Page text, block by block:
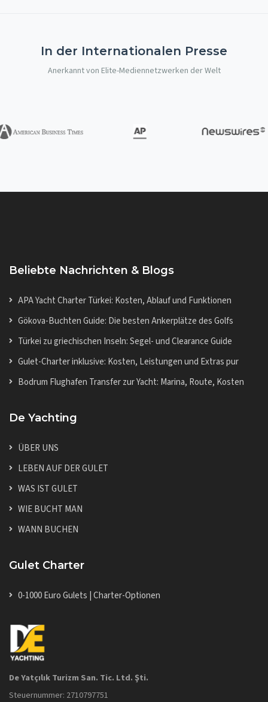
In der Internationalen Presse
Anerkannt von Elite-Mediennetzwerken der Welt
Beliebte Nachrichten & Blogs
APA Yacht Charter Türkei: Kosten, Ablauf und Funktionen
Gökova-Buchten Guide: Die besten Ankerplätze des Golfs
Türkei zu griechischen Inseln: Segel- und Clearance Guide
Gulet-Charter inklusive: Kosten, Leistungen und Extras pur
Bodrum Flughafen Transfer zur Yacht: Marina, Route, Kosten
De Yachting
ÜBER UNS
LEBEN AUF DER GULET
WAS IST GULET
WIE BUCHT MAN
WANN BUCHEN
Gulet Charter
0-1000 Euro Gulets | Charter-Optionen
De Yatçılık Turizm San. Tic. Ltd. Şti.
Steuernummer: 2710797751